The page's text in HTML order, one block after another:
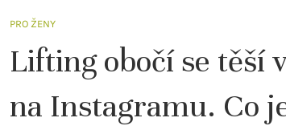
PRO ŽENY
Lifting obočí se těší
na Instagramu. Co